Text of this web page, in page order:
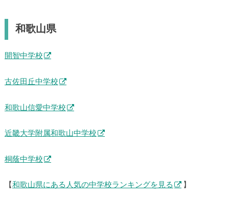
和歌山県
開智中学校
古佐田丘中学校
和歌山信愛中学校
近畿大学附属和歌山中学校
桐蔭中学校
【 和歌山県にある人気の中学校ランキングを見る 】